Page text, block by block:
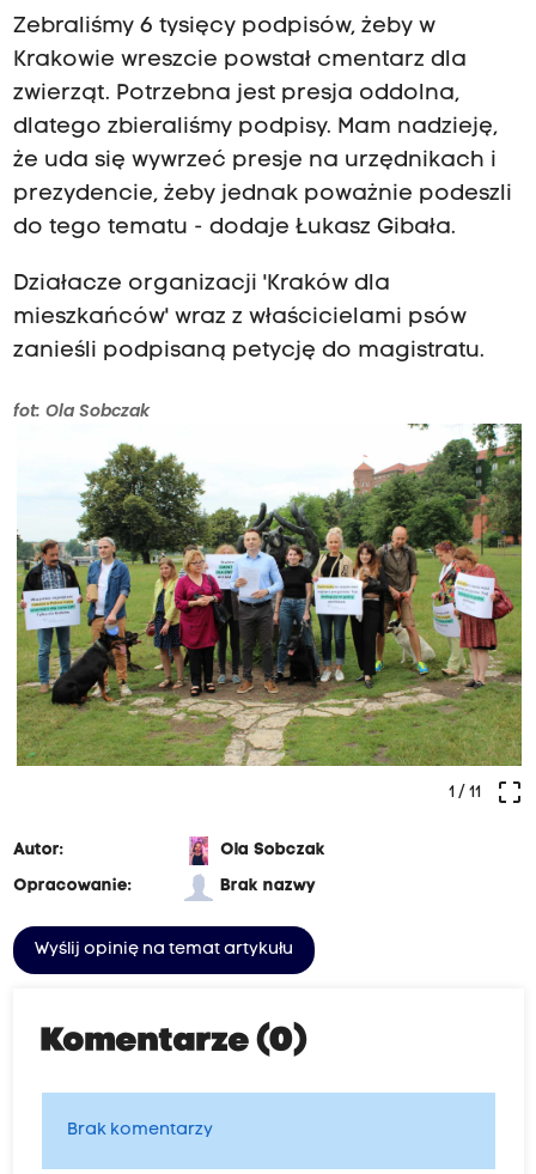
Zebraliśmy 6 tysięcy podpisów, żeby w
Krakowie wreszcie powstał cmentarz dla
zwierząt. Potrzebna jest presja oddolna,
dlatego zbieraliśmy podpisy. Mam nadzieję,
że uda się wywrzeć presje na urzędnikach i
prezydencie, żeby jednak poważnie podeszli
do tego tematu - dodaje Łukasz Gibała.
Działacze organizacji 'Kraków dla
mieszkańców' wraz z właścicielami psów
zanieśli podpisaną petycję do magistratu.
fot: Ola Sobczak
crop_free
1 / 11
Autor:
Ola Sobczak
Opracowanie:
Brak nazwy
Wyślij opinię na temat artykułu
Komentarze (0)
Brak komentarzy